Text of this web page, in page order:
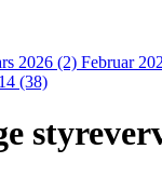
2026 (2) Februar
(38)